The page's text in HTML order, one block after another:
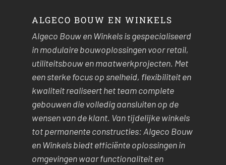
ALGECO BOUW EN WINKELS
Algeco Bouw en Winkels is gespecialiseerd
in modulaire bouwoplossingen voor retail,
utiliteitsbouw en maatwerkprojecten. Met
een sterke focus op snelheid, flexibiliteit en
kwaliteit realiseert het team complete
gebouwen die volledig aansluiten op de
wensen van de klant. Van tijdelijke winkels
tot permanente constructies: Algeco Bouw
en Winkels biedt efficiënte oplossingen in
omgevingen waar functionaliteit en